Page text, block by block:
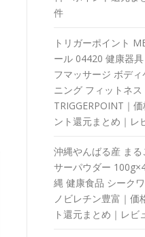
件
トリガーポイント
ール 04420 健康器
フマッサージ ボデ
ニング フィットネ
TRIGGERPOINT｜
ント還元まとめ｜レ
沖縄やんばる産 ま
サーパウダー
縄 健康食品 シーク
ノビレチン豊富｜価
ト還元まとめ｜レビ